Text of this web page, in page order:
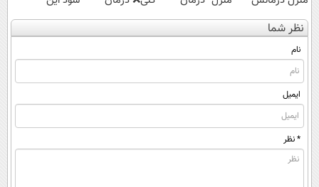
کن
(◀پرسش‌نامه)
کنی؟ (◂فیلم +
◂پرسش‌نامه)
بدون جراحی و
قرص
نوشیدنی خوش
طعم را بنوشید
نظر شما
نام
ایمیل
* نظر